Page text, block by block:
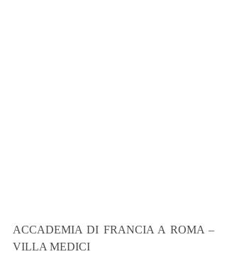
ACCADEMIA DI FRANCIA A ROMA –
VILLA MEDICI